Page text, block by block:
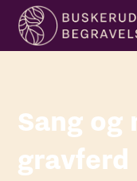
Sang og
gravferd